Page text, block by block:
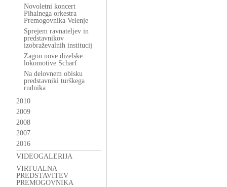
Novoletni koncert
Pihalnega orkestra
Premogovnika Velenje
Sprejem ravnateljev in
predstavnikov
izobraževalnih institucij
Zagon nove dizelske
lokomotive Scharf
Na delovnem obisku
predstavniki turškega
rudnika
2010
2009
2008
2007
2016
VIDEOGALERIJA
VIRTUALNA
PREDSTAVITEV
PREMOGOVNIKA